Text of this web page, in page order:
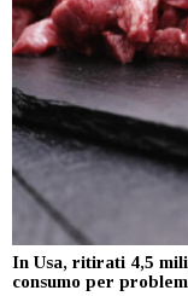
In Usa, ritirati 4,5
consumo per